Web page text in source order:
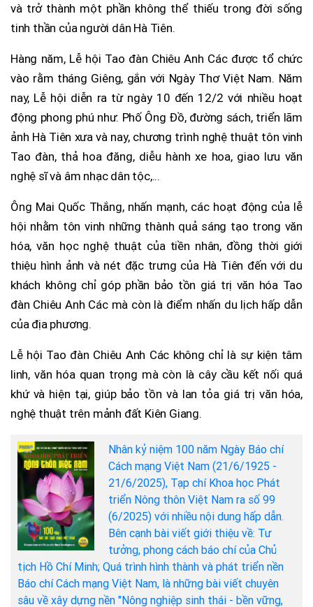
và trở thành một phần không thể thiếu trong đời sống
tinh thần của người dân Hà Tiên.
Hàng năm, Lễ hội Tao đàn Chiêu Anh Các được tổ chức
vào rằm tháng Giêng, gắn với Ngày Thơ Việt Nam. Năm
nay, Lễ hội diễn ra từ ngày 10 đến 12/2 với nhiều hoạt
động phong phú như: Phố Ông Đồ, đường sách, triển lãm
ảnh Hà Tiên xưa và nay, chương trình nghệ thuật tôn vinh
Tao đàn, thả hoa đăng, diễu hành xe hoa, giao lưu văn
nghệ sĩ và âm nhạc dân tộc,...
Ông Mai Quốc Thắng, nhấn mạnh, các hoạt động của lễ
hội nhằm tôn vinh những thành quả sáng tạo trong văn
hóa, văn học nghệ thuật của tiền nhân, đồng thời giới
thiệu hình ảnh và nét đặc trưng của Hà Tiên đến với du
khách không chỉ góp phần bảo tồn giá trị văn hóa Tao
đàn Chiêu Anh Các mà còn là điểm nhấn du lịch hấp dẫn
của địa phương.
Lễ hội Tao đàn Chiêu Anh Các không chỉ là sự kiện tâm
linh, văn hóa quan trọng mà còn là cây cầu kết nối quá
khứ và hiện tại, giúp bảo tồn và lan tỏa giá trị văn hóa,
nghệ thuật trên mảnh đất Kiên Giang.
Nhân kỷ niệm 100 năm Ngày Báo chí
Cách mạng Việt Nam (21/6/1925 -
21/6/2025), Tạp chí Khoa học Phát
triển Nông thôn Việt Nam ra số 99
(6/2025) với nhiều nội dung hấp dẫn.
Bên cạnh bài viết giới thiệu về: Tư
tưởng, phong cách báo chí của Chủ
tịch Hồ Chí Minh; Quá trình hình thành và phát triển nền
Báo chí Cách mạng Việt Nam, là những bài viết chuyên
sâu về xây dựng nền "Nông nghiệp sinh thái - bền vững,